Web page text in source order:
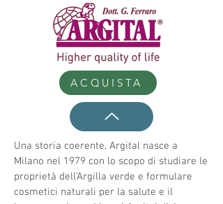
ACQUISTA
Una storia coerente, Argital nasce a
Milano nel 1979 con lo scopo di studiare le
proprietà dell’Argilla verde e formulare
cosmetici naturali per la salute e il